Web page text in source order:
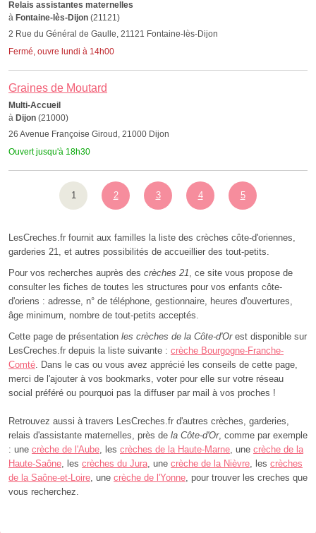
Relais assistantes maternelles
à Fontaine-lès-Dijon (21121)
2 Rue du Général de Gaulle, 21121 Fontaine-lès-Dijon
Fermé, ouvre lundi à 14h00
Graines de Moutard
Multi-Accueil
à Dijon (21000)
26 Avenue Françoise Giroud, 21000 Dijon
Ouvert jusqu'à 18h30
1 2 3 4 5
LesCreches.fr fournit aux familles la liste des crèches côte-d'oriennes,
garderies 21, et autres possibilités de accueillier des tout-petits.
Pour vos recherches auprès des crèches 21, ce site vous propose de
consulter les fiches de toutes les structures pour vos enfants côte-
d'oriens : adresse, n° de téléphone, gestionnaire, heures d'ouvertures,
âge minimum, nombre de tout-petits acceptés.
Cette page de présentation les crèches de la Côte-d'Orest disponible sur
LesCreches.fr depuis la liste suivante : crèche Bourgogne-Franche-
Comté. Dans le cas ou vous avez apprécié les conseils de cette page,
merci de l'ajouter à vos bookmarks, voter pour elle sur votre réseau
social préféré ou pourquoi pas la diffuser par mail à vos proches !
Retrouvez aussi à travers LesCreches.fr d'autres crèches, garderies,
relais d'assistante maternelles, près de la Côte-d'Or, comme par exemple
: une crèche de l'Aube, les crèches de la Haute-Marne, une crèche de la
Haute-Saône, les crèches du Jura, une crèche de la Nièvre, les crèches
de la Saône-et-Loire, une crèche de l'Yonne, pour trouver les creches que
vous recherchez.